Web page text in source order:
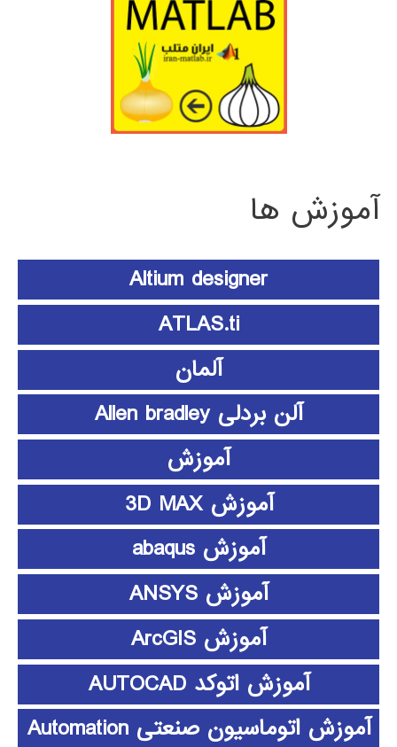
آموزش ها
Altium designer
ATLAS.ti
آلمان
آلن بردلی Allen bradley
آموزش
آموزش 3D MAX
آموزش abaqus
آموزش ANSYS
آموزش ArcGIS
آموزش اتوکد AUTOCAD
آموزش اتوماسیون صنعتی Automation